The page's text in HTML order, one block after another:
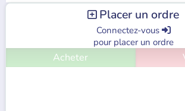
Placer un ordre
Connectez-vous 
pour placer un ordre
Acheter